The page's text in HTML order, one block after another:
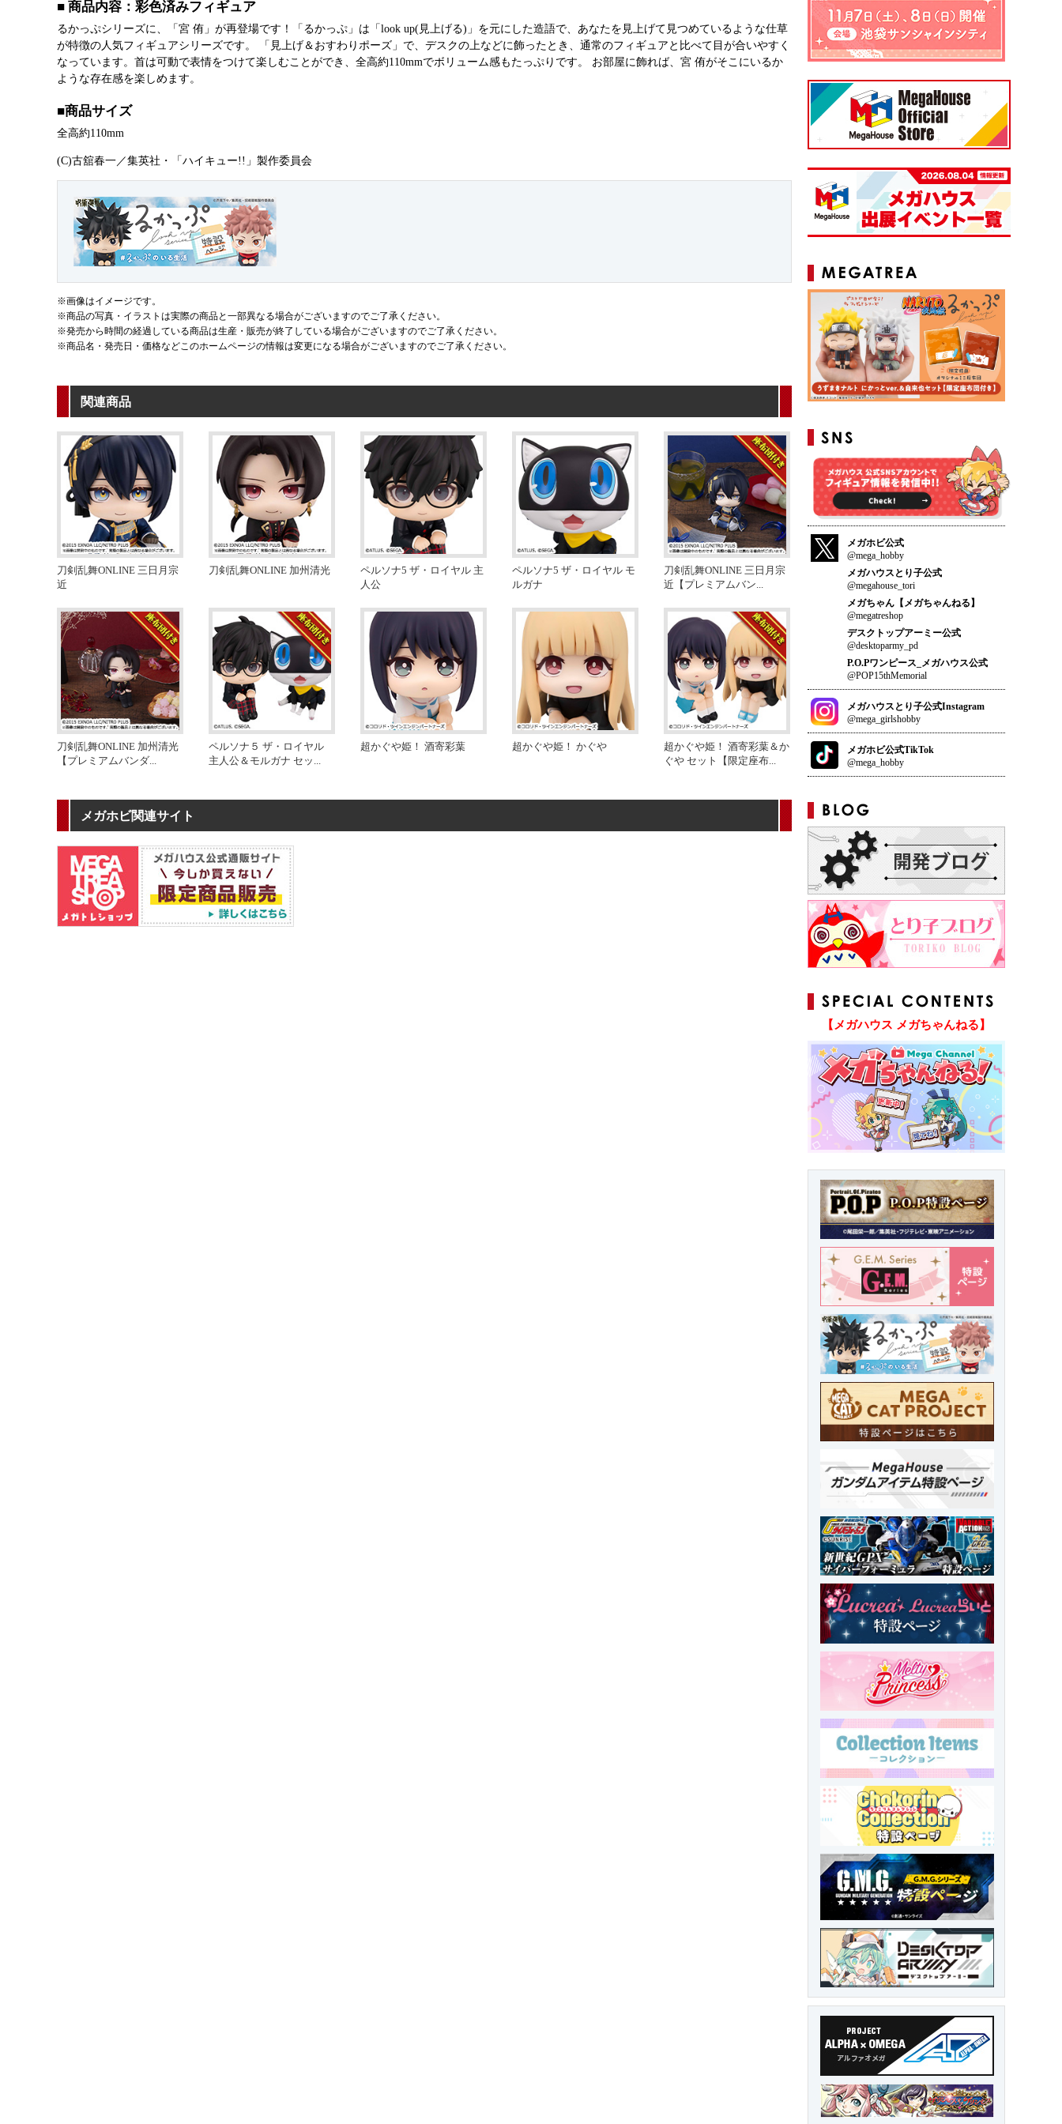
■ 商品内容：彩色済みフィギュア
るかっぷシリーズに、「宮 侑」が再登場です！「るかっぷ」は「look up(見上げる)」を元にした造語で、あなたを見上げて見つめているような仕草
が特徴の人気フィギュアシリーズです。 「見上げ＆おすわりポーズ」で、デスクの上などに飾ったとき、通常のフィギュアと比べて目が合いやすく
なっています。首は可動で表情をつけて楽しむことができ、全高約110mmでボリューム感もたっぷりです。 お部屋に飾れば、宮 侑がそこにいるか
ような存在感を楽しめます。
■商品サイズ
全高約110mm
(C)古舘春一／集英社・「ハイキュー!!」製作委員会
※画像はイメージです。
※商品の写真・イラストは実際の商品と一部異なる場合がございますのでご了承ください。
※発売から時間の経過している商品は生産・販売が終了している場合がございますのでご了承ください。
※商品名・発売日・価格などこのホームページの情報は変更になる場合がございますのでご了承ください。
関連商品
刀剣乱舞ONLINE 三日月宗
近
刀剣乱舞ONLINE 加州清光
ペルソナ5 ザ・ロイヤル 主
人公
ペルソナ5 ザ・ロイヤル モ
ルガナ
刀剣乱舞ONLINE 三日月宗
近【プレミアムバン...
刀剣乱舞ONLINE 加州清光
【プレミアムバンダ...
ペルソナ５ ザ・ロイヤル
主人公＆モルガナ セッ ...
超かぐや姫！ 酒寄彩葉 超かぐや姫！ かぐや
超かぐや姫！ 酒寄彩葉＆か
ぐや セット【限定座布...
メガホビ関連サイト
メガホビ公式
@mega_hobby
メガハウスとり子公式
@megahouse_tori
メガちゃん【メガちゃんねる】
@megatreshop
デスクトップアーミー公式
@desktoparmy_pd
P.O.Pワンピース_メガハウス公式
@POP15thMemorial
メガハウスとり子公式Instagram
@mega_girlshobby
メガホビ公式TikTok
@mega_hobby
【メガハウス メガちゃんねる】